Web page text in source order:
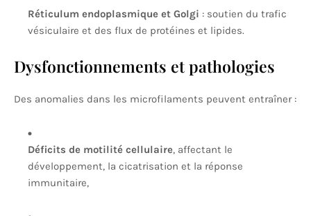
Réticulum endoplasmique et Golgi : soutien du trafic
vésiculaire et des flux de protéines et lipides.
Dysfonctionnements et pathologies
Des anomalies dans les microfilaments peuvent entraîner :
Déficits de motilité cellulaire, affectant le
développement, la cicatrisation et la réponse
immunitaire,